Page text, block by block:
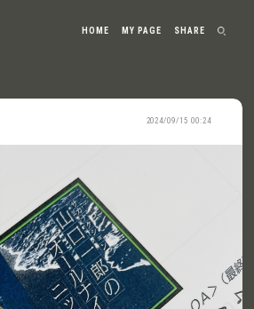
HOME MY PAGE SHARE
2024/09/15 00:24